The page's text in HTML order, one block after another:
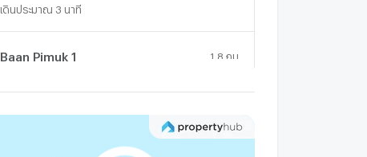
เดินประมาณ 3 นาที
Baan Pimuk 1 1.8 กม.